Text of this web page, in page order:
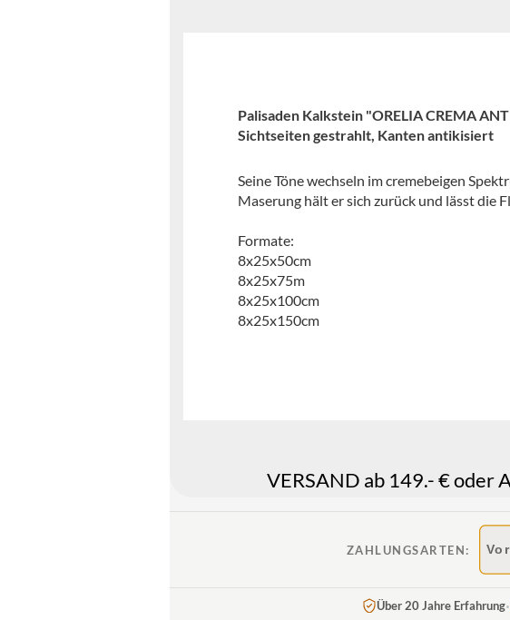
Palisaden Kalkstein "ORELIA CREMA
Sichtseiten gestrahlt, Kanten antikisiert
Seine Töne wechseln im cremebeigen
Maserung hält er sich zurück und lässt die
Formate:
8x25x50cm
8x25x75m
8x25x100cm
8x25x150cm
VERSAND ab 149.- € oder
ZAHLUNGSARTEN:
Über 20 Jahre Erfahrung·